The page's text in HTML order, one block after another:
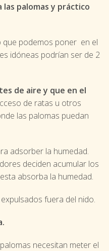
las palomas y práctico
que podemos poner en el
idóneas podrían ser de 2
de aire y que en el
de ratas u otros
las palomas puedan
adsorber la humedad.
deciden acumular los
absorba la humedad.
fuera del nido.
necesitan meter el